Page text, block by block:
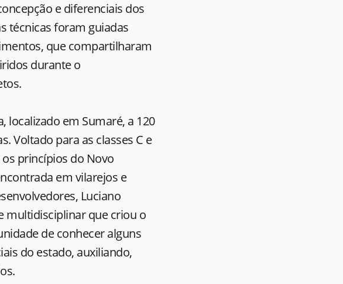
e diferenciais dos
técnicas foram guiadas
que compartilharam
durante o
localizado em Sumaré, a 120
Voltado para as classes C e
princípios do Novo
em vilarejos e
Luciano
multidisciplinar que criou o
de conhecer alguns
do estado, auxiliando,